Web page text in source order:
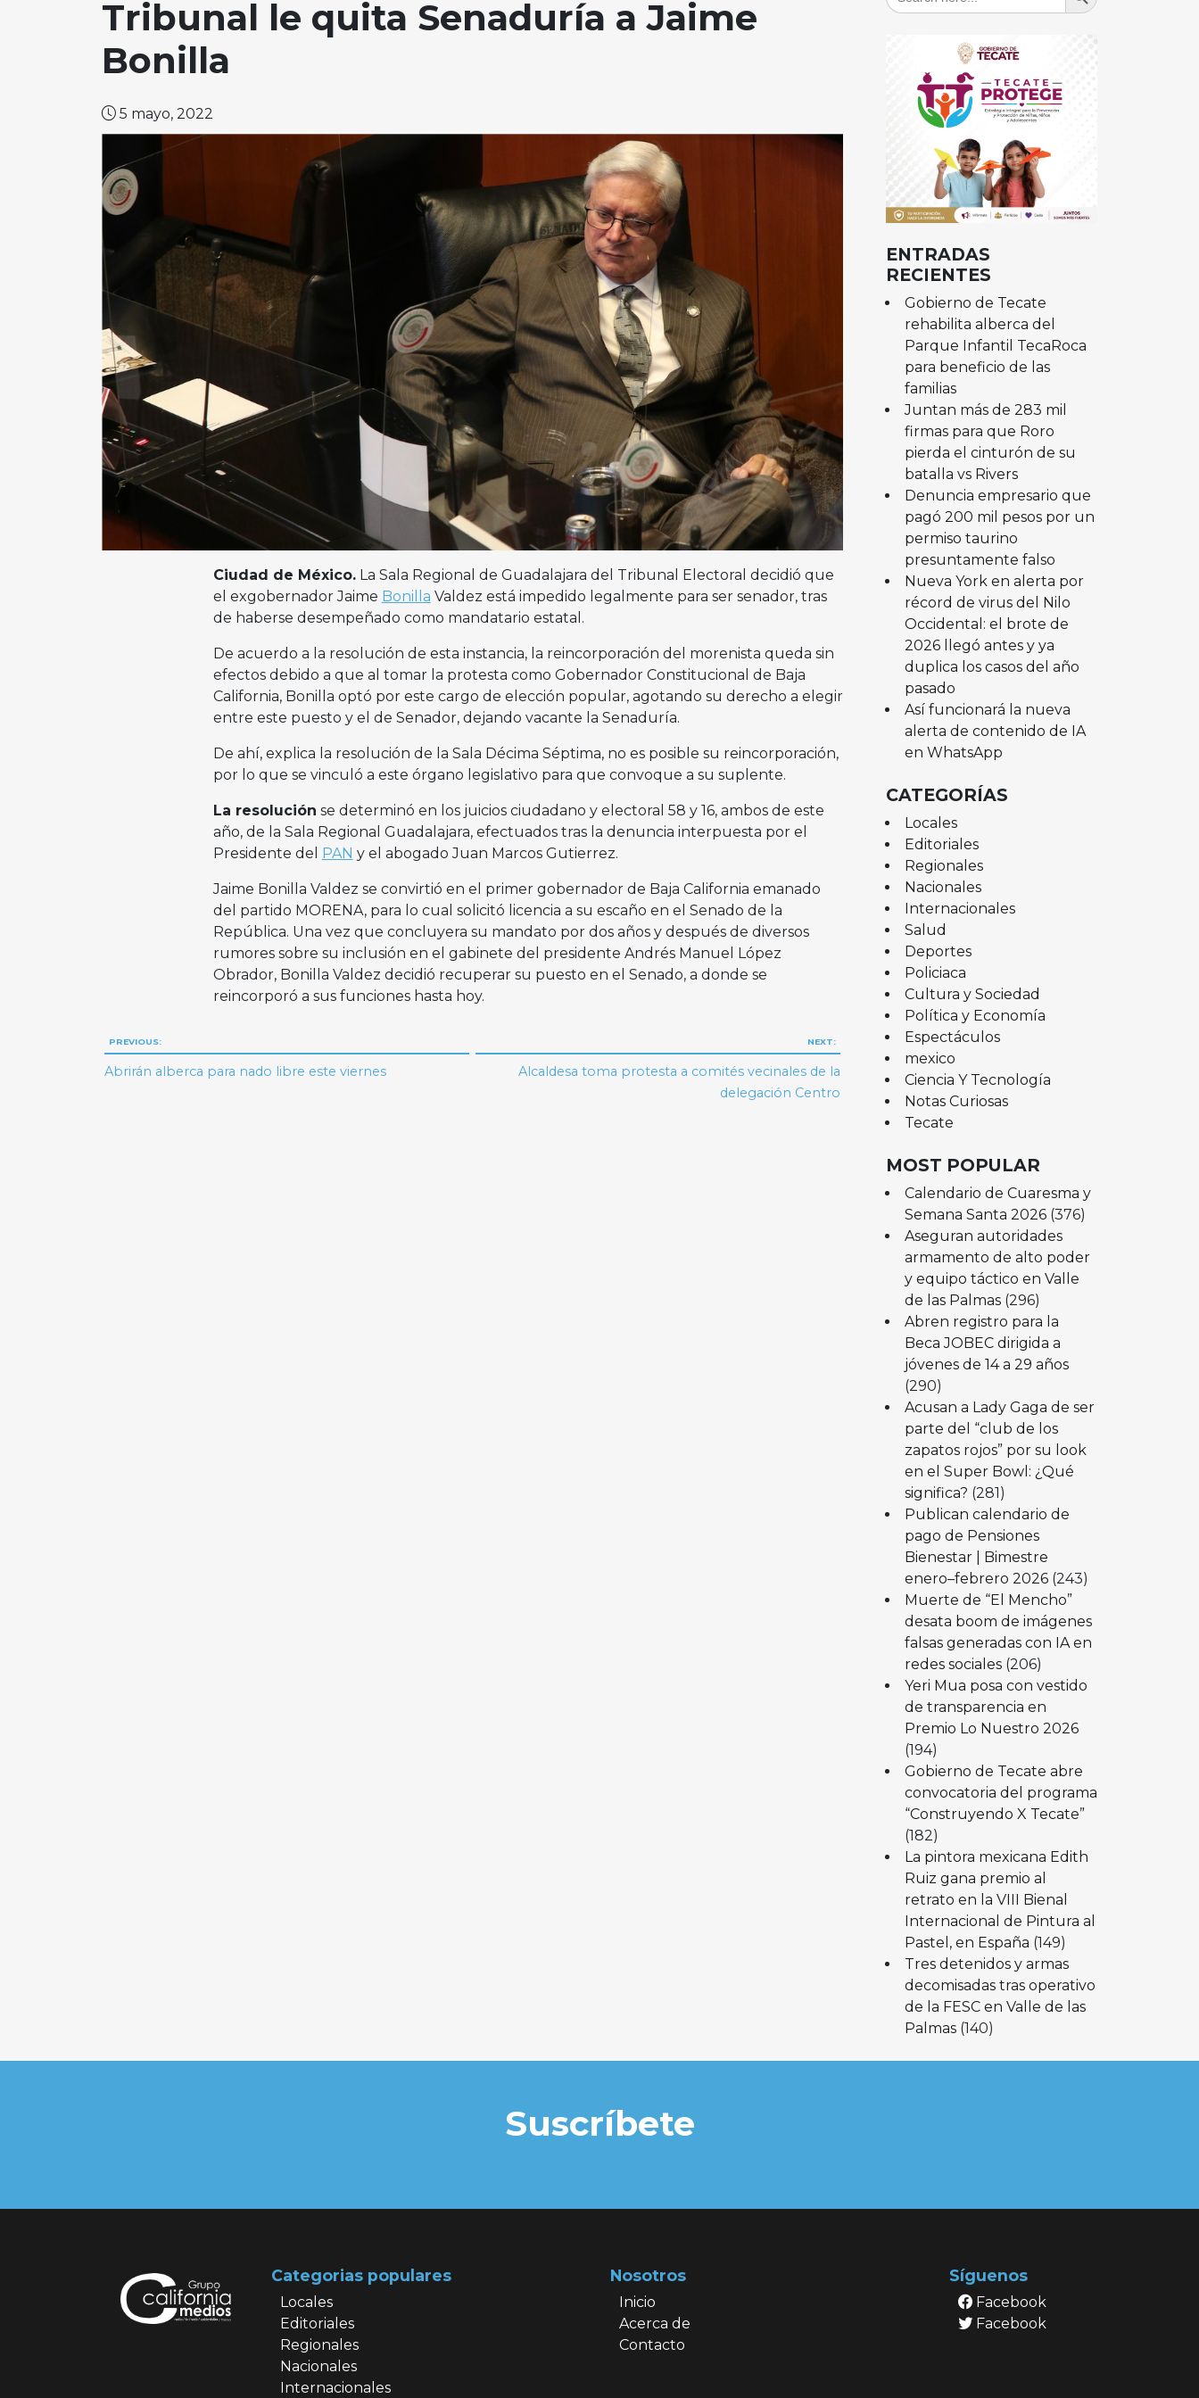
Tribunal le quita Senaduría a Jaime
Bonilla
5 mayo, 2022
Ciudad de México.La Sala Regional de Guadalajara del Tribunal Electoral decidió que
el exgobernador Jaime Bonilla Valdez está impedido legalmente para ser senador, tras
de haberse desempeñado como mandatario estatal.
De acuerdo a la resolución de esta instancia, la reincorporación del morenista queda sin
efectos debido a que al tomar la protesta como Gobernador Constitucional de Baja
California, Bonilla optó por este cargo de elección popular, agotando su derecho a elegir
entre este puesto y el de Senador, dejando vacante la Senaduría.
De ahí, explica la resolución de la Sala Décima Séptima, no es posible su reincorporación,
por lo que se vinculó a este órgano legislativo para que convoque a su suplente.
La resolución se determinó en los juicios ciudadano y electoral 58 y 16, ambos de este
año, de la Sala Regional Guadalajara, efectuados tras la denuncia interpuesta por el
Presidente del
PAN y el abogado Juan Marcos Gutierrez.
Jaime Bonilla Valdez se convirtió en el primer gobernador de Baja California emanado
del partido MORENA, para lo cual solicitó licencia a su escaño en el Senado de la
República. Una vez que concluyera su mandato por dos años y después de diversos
rumores sobre su inclusión en el gabinete del presidente Andrés Manuel López
Obrador, Bonilla Valdez decidió recuperar su puesto en el Senado, a donde se
reincorporó a sus funciones hasta hoy.
Navegación
de
PREVIOUS:
Abrirán alberca para nado libre este viernes
NEXT:
Alcaldesa toma protesta a comités vecinales de la
delegación Centro
ENTRADAS
RECIENTES
Gobierno de Tecate
rehabilita alberca del
Parque Infantil TecaRoca
para beneficio de las
familias
Juntan más de 283 mil
firmas para que Roro
pierda el cinturón de su
batalla vs Rivers
Denuncia empresario que
pagó 200 mil pesos por un
permiso taurino
presuntamente falso
Nueva York en alerta por
récord de virus del Nilo
Occidental: el brote de
2026 llegó antes y ya
duplica los casos del año
pasado
Así funcionará la nueva
alerta de contenido de IA
en WhatsApp
CATEGORÍAS
Locales
Editoriales
Regionales
Nacionales
Internacionales
Salud
Deportes
Policiaca
Cultura y Sociedad
Política y Economía
Espectáculos
mexico
Ciencia Y Tecnología
Notas Curiosas
Tecate
MOST POPULAR
Calendario de Cuaresma y
Semana Santa 2026 (376)
Aseguran autoridades
armamento de alto poder
y equipo táctico en Valle
de las Palmas (296)
Abren registro para la
Beca JOBEC dirigida a
jóvenes de 14 a 29 años
(290)
Acusan a Lady Gaga de ser
parte del “club de los
zapatos rojos” por su look
en el Super Bowl: ¿Qué
significa? (281)
Publican calendario de
pago de Pensiones
Bienestar | Bimestre
enero–febrero 2026 (243)
Muerte de “El Mencho”
desata boom de imágenes
falsas generadas con IA en
redes sociales (206)
Yeri Mua posa con vestido
de transparencia en
Premio Lo Nuestro 2026
(194)
Gobierno de Tecate abre
convocatoria del programa
“Construyendo X Tecate”
(182)
La pintora mexicana Edith
Ruiz gana premio al
retrato en la VIII Bienal
Internacional de Pintura al
Pastel, en España (149)
Tres detenidos y armas
decomisadas tras operativo
de la FESC en Valle de las
Palmas (140)
Suscríbete
Categorias populares
Locales
Editoriales
Regionales
Nacionales
Internacionales
Nosotros
Inicio
Acerca de
Contacto
Síguenos
Facebook
Facebook